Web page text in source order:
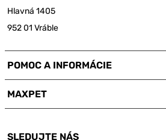
Hlavná 1405
952 01 Vráble
POMOC A INFORMÁCIE
MAXPET
SLEDUJTE NÁS